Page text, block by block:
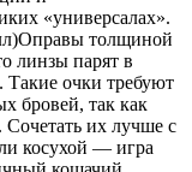
«универсалах».
толщиной
линзы парят в
очки требуют
бровей, так как
их лучше с
косухой — игра